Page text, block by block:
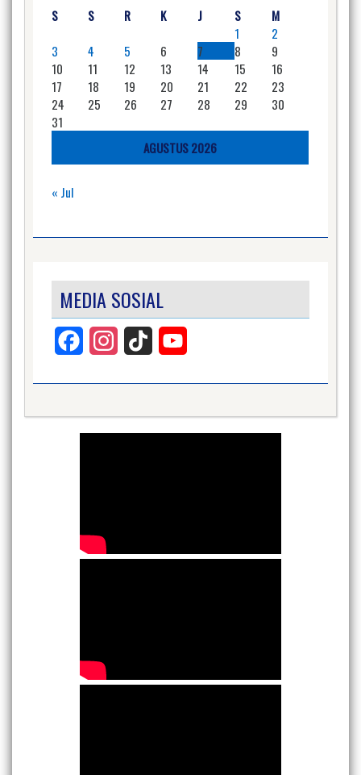
AGUSTUS 2026
S S R K J S
M
1
2
3
4 5 6 7 8
9
10
11 12 13 14 15
16
17
18 19 20 21 22
23
24
25 26 27 28 29
30
31
« Jul
MEDIA SOSIAL
Facebook InstagramTikTok